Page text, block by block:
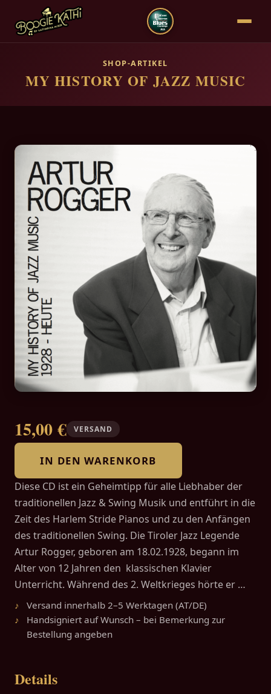
SHOP-ARTIKEL
MY HISTORY OF JAZZ MUSIC
15,00 € VERSAND
IN DEN WARENKORB
Diese CD ist ein Geheimtipp für alle Liebhaber der
traditionellen Jazz & Swing Musik und entführt in die
Zeit des Harlem Stride Pianos und zu den Anfängen
des traditionellen Swing. Die Tiroler Jazz Legende
Artur Rogger, geboren am 18.02.1928, begann im
Alter von 12 Jahren den klassischen Klavier
Unterricht. Während des 2. Weltkrieges hörte er …
Versand innerhalb 2–5 Werktagen (AT/DE)
Handsigniert auf Wunsch – bei Bemerkung zur
Bestellung angeben
Details